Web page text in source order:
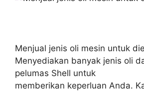
Menjual jenis oli mesin untuk
Menyediakan banyak jenis oli
pelumas Shell untuk
memberikan keperluan Anda.